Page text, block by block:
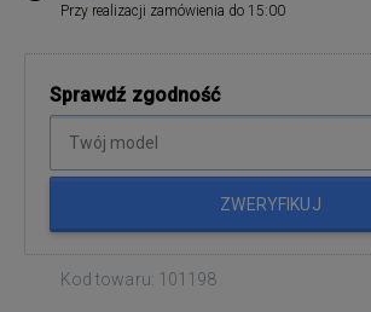
Przy realizacji zamówienia do 15:00
Sprawdź zgodność
ZWERYFIKUJ
Kod towaru: 101198